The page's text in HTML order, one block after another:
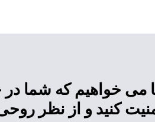
می خواهیم که شما
کنید و از نظر